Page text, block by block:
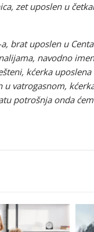
zet uposlen u
brat uposlen u
navodno
kćerka uposlena
u vatrogasnom,
potrošnja onda